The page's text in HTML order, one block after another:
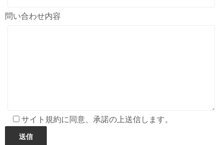
問い合わせ内容
サイト規約に同意、承諾の上送信します。